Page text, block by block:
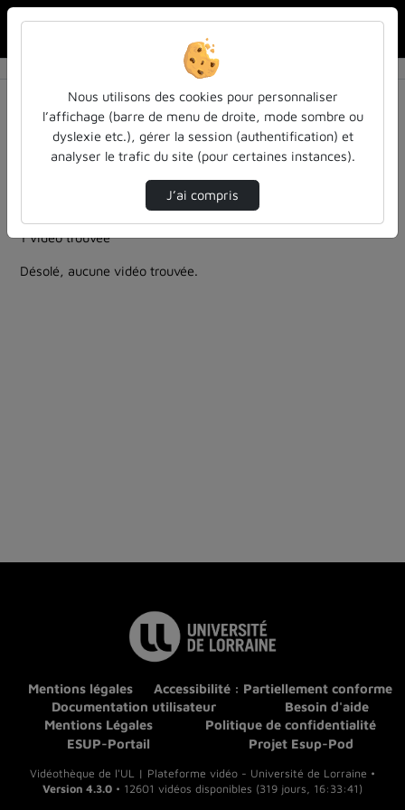
Résultats de la recherche
Filtres actifs (cliquer pour en retirer) :
entendu-des-confs-a-ecouter
colloques-et-conferences
enseignement
enseignement-primaire
1 vidéo trouvée
Désolé, aucune vidéo trouvée.
Mentions légales
Accessibilité : Partiellement conforme
Documentation utilisateur
Besoin d'aide
Mentions Légales
Politique de confidentialité
ESUP-Portail
Projet Esup-Pod
Vidéothèque de l'UL | Plateforme vidéo - Université de Lorraine •
Version 4.3.0 • 12601 vidéos disponibles (319 jours, 16:33:41)
Nous utilisons des cookies pour personnaliser
l’affichage (barre de menu de droite, mode sombre ou
dyslexie etc.), gérer la session (authentification) et
analyser le trafic du site (pour certaines instances).
J’ai compris